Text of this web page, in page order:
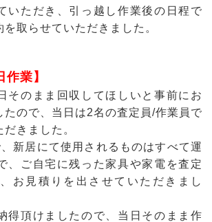
いただき、引っ越し作業後の日程で
取らせていただきました。
作業】
そのまま回収してほしいと事前にお
たので、当日は2名の査定員/作業員で
きました。
新居にて使用されるものはすべて運
、ご自宅に残った家具や家電を査定
お見積りを出させていただきまし
得頂けましたので、当日そのまま作